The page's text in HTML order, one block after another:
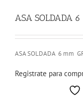
ASA SOLDADA
ASA SOLDADA 6 mm
Registrate para